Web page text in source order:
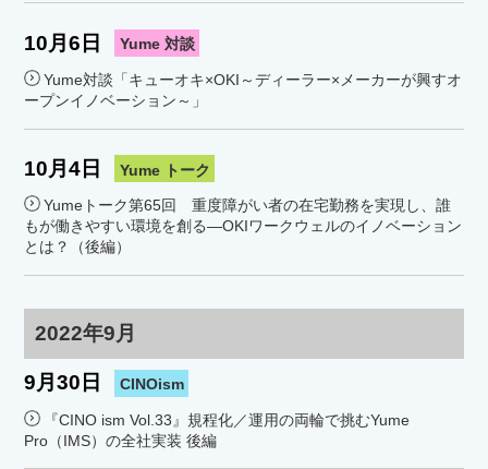
10月6日 Yume 対談
Yume対談「キューオキ×OKI～ディーラー×メーカーが興すオ
ープンイノベーション～」
10月4日 Yume トーク
Yumeトーク第65回 重度障がい者の在宅勤務を実現し、誰
もが働きやすい環境を創る―OKIワークウェルのイノベーション
とは？（後編）
2022年9月
9月30日 CINOism
『CINO ism Vol.33』規程化／運用の両輪で挑むYume
Pro（IMS）の全社実装 後編